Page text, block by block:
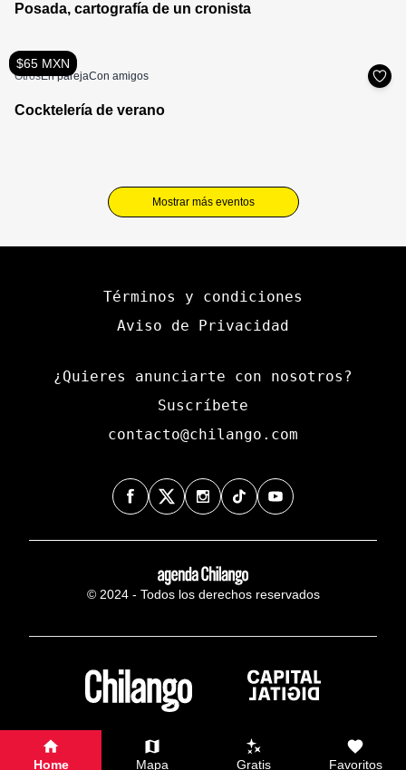
Posada, cartografía de un cronista
$65 MXN
OtrosEn parejaCon amigos
Cocktelería de verano
Mostrar más eventos
Términos y condiciones
Aviso de Privacidad
¿Quieres anunciarte con nosotros?
Suscríbete
contacto@chilango.com
© 2024 - Todos los derechos reservados
Home Mapa Gratis Favoritos